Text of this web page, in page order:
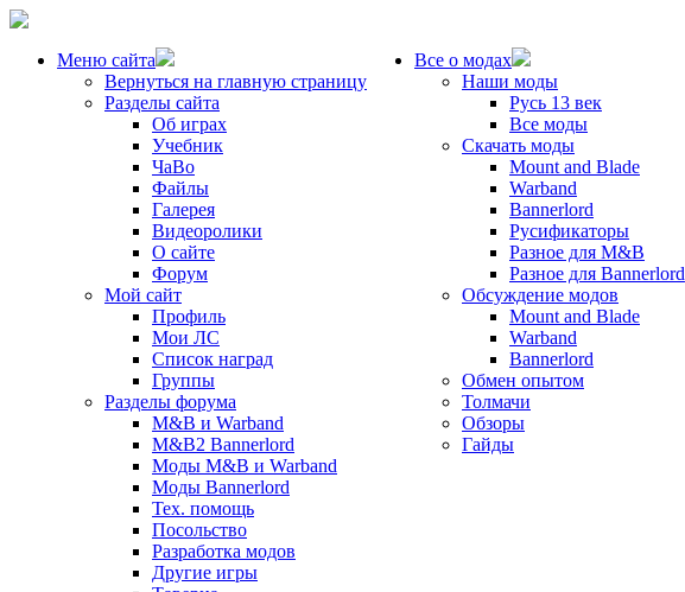
Меню сайта
Вернуться на главную страницу
Разделы сайта
Об играх
Учебник
ЧаВо
Файлы
Галерея
Видеоролики
О сайте
Форум
Мой сайт
Профиль
Мои ЛС
Список наград
Группы
Разделы форума
M&B и Warband
M&B2 Bannerlord
Моды M&B и Warband
Моды Bannerlord
Тех. помощь
Посольство
Разработка модов
Другие игры
Все о модах
Наши моды
Русь 13 век
Все моды
Скачать моды
Mount and Blade
Warband
Bannerlord
Русификаторы
Разное для M&B
Разное для Bannerlord
Обсуждение модов
Mount and Blade
Warband
Bannerlord
Обмен опытом
Толмачи
Обзоры
Гайды